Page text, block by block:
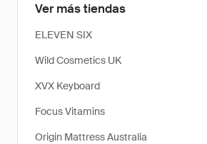
Ver más tiendas
ELEVEN SIX
Wild Cosmetics UK
XVX Keyboard
Focus Vitamins
Origin Mattress Australia